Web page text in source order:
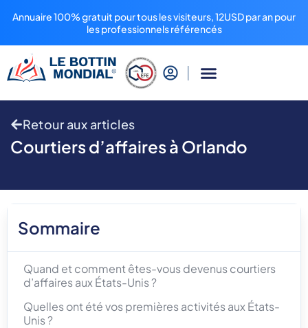
Annuaire 100% gratuit pour tous les visiteurs, 12USD par an pour
les professionnels référencés
Retour aux articles
Courtiers d’affaires à Orlando
Sommaire
Quand et comment êtes-vous devenus courtiers
d’affaires aux États-Unis ?
Quelles ont été vos premières activités aux États-
Unis ?